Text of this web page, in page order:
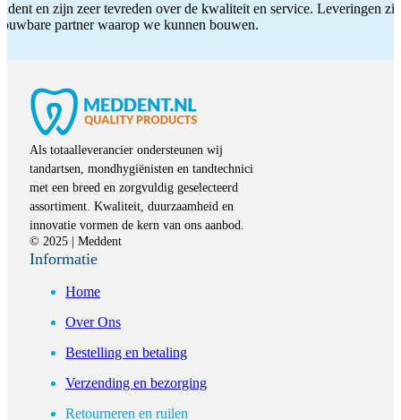
en zijn zeer tevreden over de kwaliteit en service. Leveringen
partner waarop we kunnen bouwen.
Als totaalleverancier ondersteunen wij
tandartsen, mondhygiënisten en tandtechnici
met een breed en zorgvuldig geselecteerd
assortiment. Kwaliteit, duurzaamheid en
innovatie vormen de kern van ons aanbod.
© 2025 | Meddent
Informatie
Home
Over Ons
Bestelling en betaling
Verzending en bezorging
Retourneren en ruilen